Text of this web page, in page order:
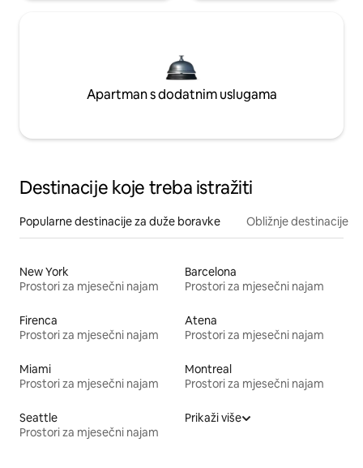
Apartman s dodatnim uslugama
Destinacije koje treba istražiti
Popularne destinacije za duže boravke Obližnje destinacije
New York
Prostori za mjesečni najam
Barcelona
Prostori za mjesečni najam
Firenca
Prostori za mjesečni najam
Atena
Prostori za mjesečni najam
Miami
Prostori za mjesečni najam
Montreal
Prostori za mjesečni najam
Seattle
Prostori za mjesečni najam
Prikaži više